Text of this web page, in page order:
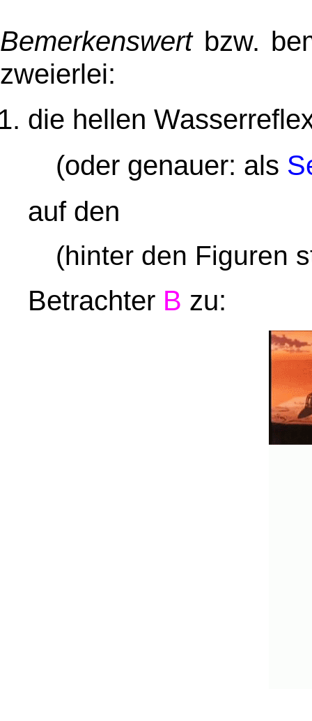
Bemerkenswertbzw.
zweierlei:
die hellen
(oder genauer: als
auf den
(hinter den Figuren
Betrachter B zu: